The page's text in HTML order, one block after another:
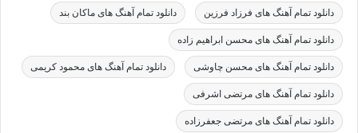
دانلود تمام آهنگ های فرزاد فرزین دانلود تمام آهنگ های ماکان بند
دانلود تمام آهنگ های محسن ابراهیم زاده
دانلود تمام آهنگ های محسن چاوشی دانلود تمام آهنگ های محمود کریمی
دانلود تمام آهنگ های مرتضی اشرفی
دانلود تمام آهنگ های مرتضی جعفرزاده